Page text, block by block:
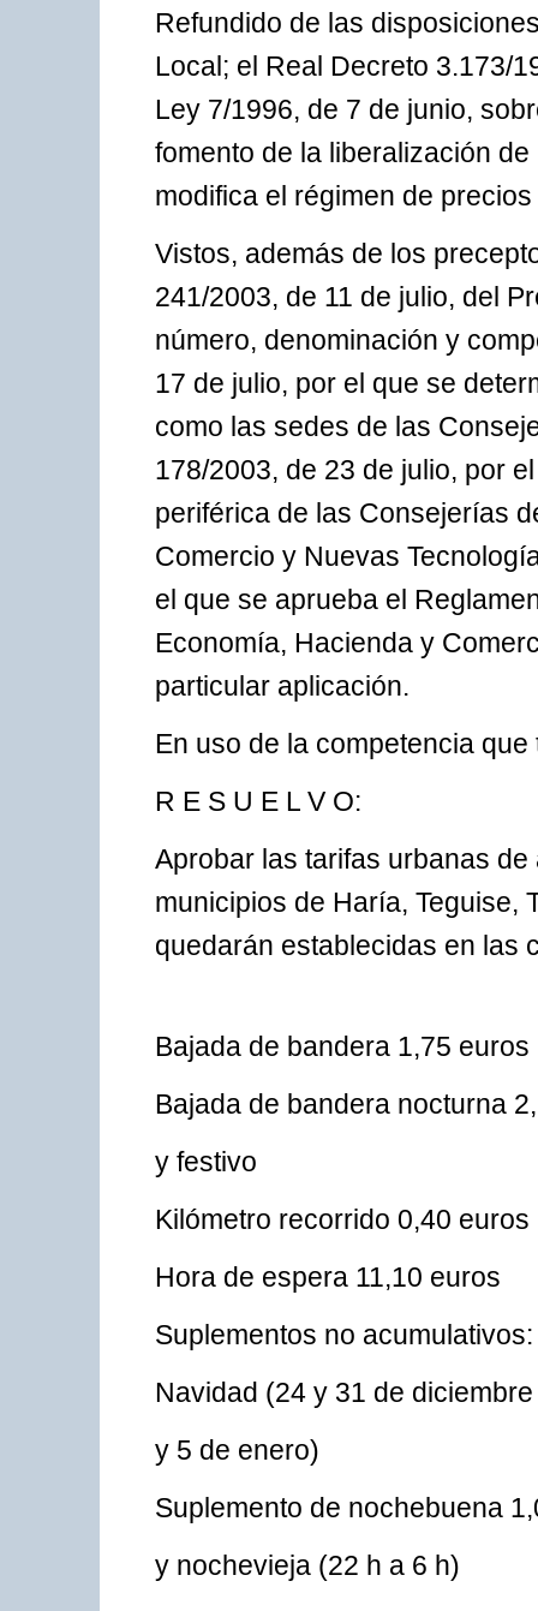
Refundido de las
Local; el Real Decreto 3.173/
Ley 7/1996, de 7 de junio,
fomento de la liberalización
modifica el régimen de
Vistos, además de los
241/2003, de 11 de julio, del
número, denominación y
17 de julio, por el que se
como las sedes de las
178/2003, de 23 de julio, por
periférica de las Consejerías
Comercio y Nuevas
el que se aprueba el
Economía, Hacienda y
particular aplicación.
En uso de la competencia
R E S U E L V O:
Aprobar las tarifas urbanas
municipios de Haría, Teguise,
quedarán establecidas en las
Bajada de bandera 1,75 euros
Bajada de bandera nocturna
y festivo
Kilómetro recorrido 0,40 euros
Hora de espera 11,10 euros
Suplementos no acumulativos:
Navidad (24 y 31 de
y 5 de enero)
Suplemento de nochebuena
y nochevieja (22 h a 6 h)